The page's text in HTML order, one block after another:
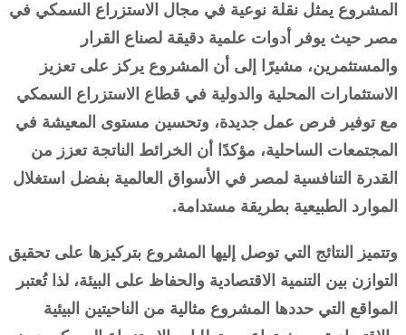
المشروع يمثل نقلة نوعية في مجال الاستزراع السمكي في
مصر حيث يوفر أدوات علمية دقيقة لصناع القرار
والمستثمرين، مشيرًا إلى أن المشروع يركز على تعزيز
الاستثمارات المحلية والدولية في قطاع الاستزراع السمكي
مع توفير فرص عمل جديدة، وتحسين مستوى المعيشة في
المجتمعات الساحلية، مؤكدًا أن الخرائط الناتجة تعزز من
القدرة التنافسية لمصر في الأسواق العالمية بفضل استغلال
الموارد الطبيعية بطريقة مستدامة.
وتتميز النتائج التي توصل إليها المشروع بتركيزها على تحقيق
التوازن بين التنمية الاقتصادية والحفاظ على البيئة، لذا تُعتبر
المواقع التي حددها المشروع مثالية من الناحيتين البيئية